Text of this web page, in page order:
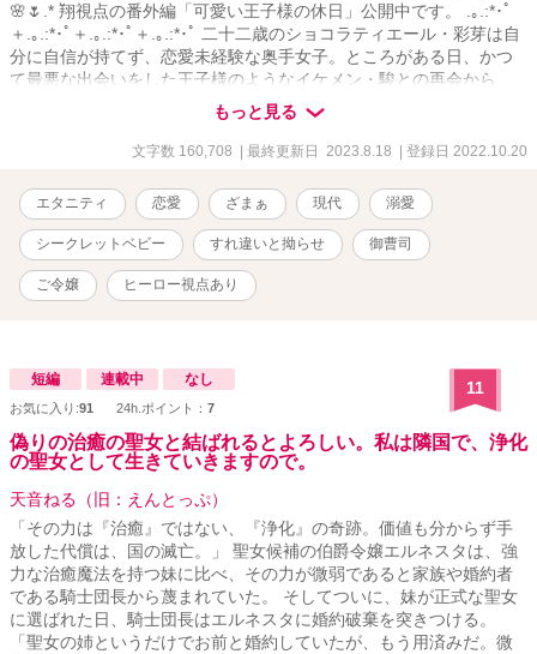
🌸🌷.* 翔視点の番外編「可愛い王子様の休日」公開中です。 .｡.:*･ﾟ
＋.｡.:*･ﾟ＋.｡.:*･ﾟ＋.｡.:*･ﾟ 二十二歳のショコラティエール・彩芽は自
分に自信が持てず、恋愛未経験な奥手女子。ところがある日、かつ
て最悪な出会いをした王子様のようなイケメン・駿との再会から、
甘い一夜を共にする。これは一夜限りの魔法――そう自分に言い聞
かせていたのに、駿への想いを諦めた矢先、彼の子どもを授かった
ことに気づく。三年後、シングルマザーとなった彩芽は彼への想い
ころが再び目の前に現れた駿から熱烈求愛されて……!? 恋を知らな
い奥手女子と一途な御曹司の運命の再会ロマンス！ .｡.:*･ﾟ＋.｡.:*･ﾟ
＋.｡.:*･ﾟ＋.｡.:*･ﾟ
もっと見る
文字数 160,708 | 最終更新日 2023.8.18 | 登録日 2022.10.20
エタニティ 恋愛 ざまぁ 現代 溺愛
シークレットベビー すれ違いと拗らせ 御曹司
ご令嬢 ヒーロー視点あり
短編 連載中 なし
お気に入り:91 24h.ポイント： 7
11
偽りの治癒の聖女と結ばれるとよろしい。私は隣国で、浄化
の聖女として生きていきますので。
天音ねる（旧：えんとっぷ）
「その力は『治癒』ではない、『浄化』の奇跡。価値も分からず手
放した代償は、国の滅亡。」 聖女候補の伯爵令嬢エルネスタは、強
力な治癒魔法を持つ妹に比べ、その力が微弱であると家族や婚約者
である騎士団長から蔑まれていた。 そしてついに、妹が正式な聖女
に選ばれた日、騎士団長はエルネスタに婚約破棄を突きつける。
「聖女の姉というだけでお前と婚約していたが、もう用済みだ。微